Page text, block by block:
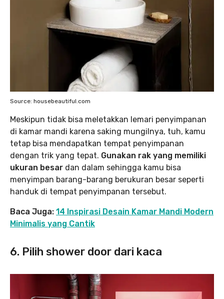
Source: housebeautiful.com
Meskipun tidak bisa meletakkan lemari penyimpanan
di kamar mandi karena saking mungilnya, tuh, kamu
tetap bisa mendapatkan tempat penyimpanan
dengan trik yang tepat. Gunakan rak yang memiliki
ukuran besar dan dalam sehingga kamu bisa
menyimpan barang-barang berukuran besar seperti
handuk di tempat penyimpanan tersebut.
Baca Juga: 14 Inspirasi Desain Kamar Mandi Modern
Minimalis yang Cantik
6. Pilih shower door dari kaca